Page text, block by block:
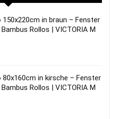
150x220cm in braun – Fenster
Rollos | VICTORIA M
80x160cm in kirsche – Fenster
Rollos | VICTORIA M